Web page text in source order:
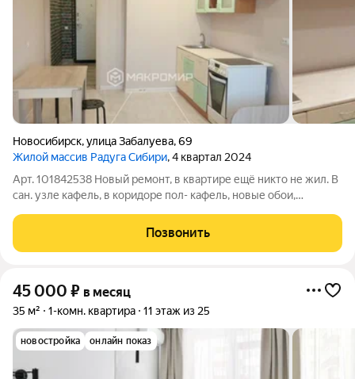
Новосибирск,улица Забалуева,69
Жилой массив Радуга Сибири, 4 квартал 2024
Арт. 101842538 Новый ремонт, в квартире ещё никто не жил. В
сан. узле кафель, в коридоре пол- кафель, новые обои,
электроплита(стеклокерамика) , диван, шифонер. Рядом
школа, магазины, остановка для общественного
Позвонить
45 000 ₽ в месяц
35 м² 1-комн. квартира 11 этаж из 25
новостройка онлайн показ